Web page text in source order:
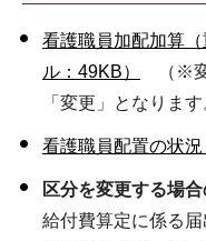
看護職員加配加算
ル：49KB）
（※変
「変更」となります
看護職員配置の状況
区分を変更する場
給付費算定に係る